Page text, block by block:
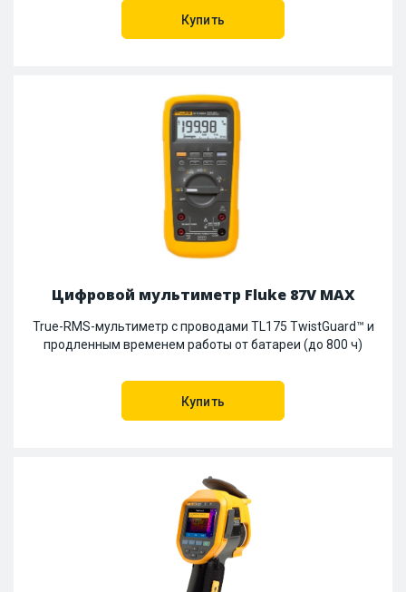
Купить
Цифровой мультиметр Fluke 87V MAX
True-RMS-мультиметр с проводами TL175 TwistGuard™ и
продленным временем работы от батареи (до 800 ч)
Купить